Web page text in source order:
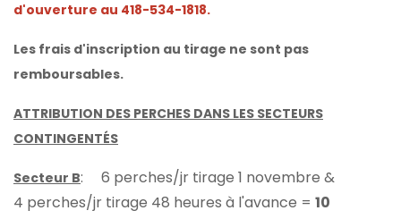
d'ouverture au 418-534-1818.
Les frais d'inscription au tirage ne sont pas
remboursables.
ATTRIBUTION DES PERCHES DANS LES SECTEURS
CONTINGENTÉS
Secteur B: 6 perches/jr tirage 1 novembre &
4 perches/jr tirage 48 heures à l'avance = 10